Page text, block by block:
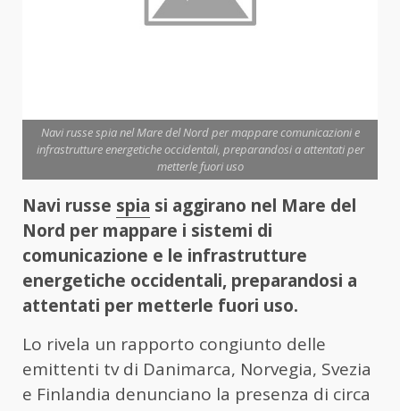
Navi russe spia nel Mare del Nord per mappare comunicazioni e
infrastrutture energetiche occidentali, preparandosi a attentati per
metterle fuori uso
Navi russe spia si aggirano nel Mare del
Nord per mappare i sistemi di
comunicazione e le infrastrutture
energetiche occidentali, preparandosi a
attentati per metterle fuori uso.
Lo rivela un rapporto congiunto delle
emittenti tv di Danimarca, Norvegia, Svezia
e Finlandia denunciano la presenza di circa